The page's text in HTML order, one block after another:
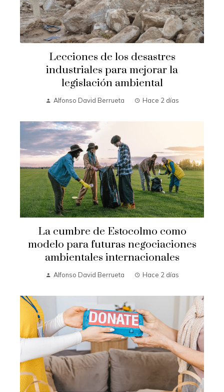
Lecciones de los desastres
industriales para mejorar la
legislación ambiental
Alfonso David Berrueta Hace 2 días
La cumbre de Estocolmo como
modelo para futuras negociaciones
ambientales internacionales
Alfonso David Berrueta Hace 2 días